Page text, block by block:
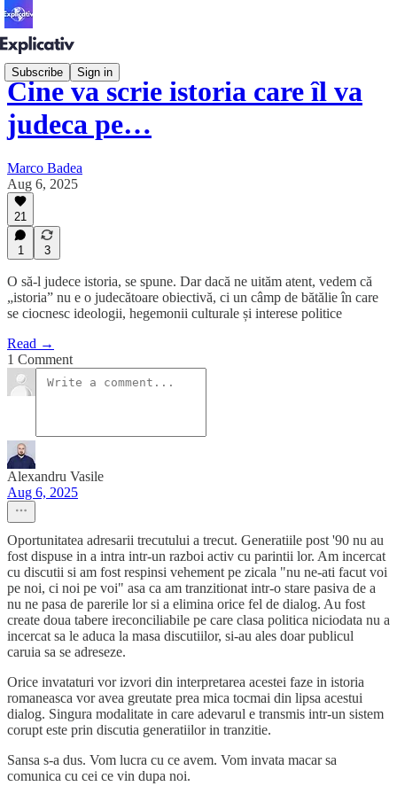
Subscribe Sign in
Cine va scrie istoria care îl va
judeca pe…
Marco Badea
Aug 6, 2025
21
1 3
O să-l judece istoria, se spune. Dar dacă ne uităm atent, vedem că
„istoria” nu e o judecătoare obiectivă, ci un câmp de bătălie în care
se ciocnesc ideologii, hegemonii culturale și interese politice
Read →
1 Comment
Alexandru Vasile
Aug 6, 2025
Oportunitatea adresarii trecutului a trecut. Generatiile post '90 nu au
fost dispuse in a intra intr-un razboi activ cu parintii lor. Am incercat
cu discutii si am fost respinsi vehement pe zicala "nu ne-ati facut voi
pe noi, ci noi pe voi" asa ca am tranzitionat intr-o stare pasiva de a
nu ne pasa de parerile lor si a elimina orice fel de dialog. Au fost
create doua tabere ireconciliabile pe care clasa politica niciodata nu a
incercat sa le aduca la masa discutiilor, si-au ales doar publicul
caruia sa se adreseze.
Orice invataturi vor izvori din interpretarea acestei faze in istoria
romaneasca vor avea greutate prea mica tocmai din lipsa acestui
dialog. Singura modalitate in care adevarul e transmis intr-un sistem
corupt este prin discutia generatiilor in tranzitie.
Sansa s-a dus. Vom lucra cu ce avem. Vom invata macar sa
comunica cu cei ce vin dupa noi.